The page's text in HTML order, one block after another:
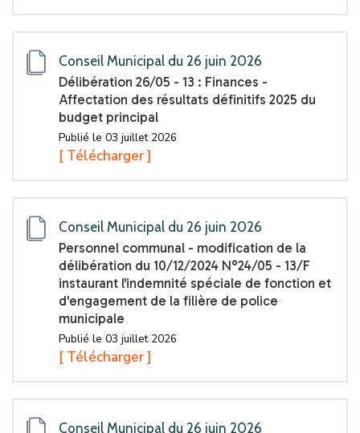
Conseil Municipal du 26 juin 2026
Délibération 26/05 - 13 : Finances -
Affectation des résultats définitifs 2025 du
budget principal
Publié le 03 juillet 2026
[ Télécharger ]
Conseil Municipal du 26 juin 2026
Personnel communal - modification de la
délibération du 10/12/2024 N°24/05 - 13/F
instaurant l'indemnité spéciale de fonction et
d'engagement de la filière de police
municipale
Publié le 03 juillet 2026
[ Télécharger ]
Conseil Municipal du 26 juin 2026